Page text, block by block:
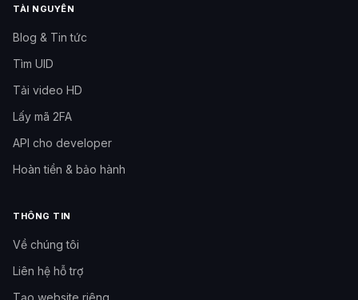
TÀI NGUYÊN
Blog & Tin tức
Tìm UID
Tải video HD
Lấy mã 2FA
API cho developer
Hoàn tiền & bảo hành
THÔNG TIN
Về chúng tôi
Liên hệ hỗ trợ
Tạo website riêng